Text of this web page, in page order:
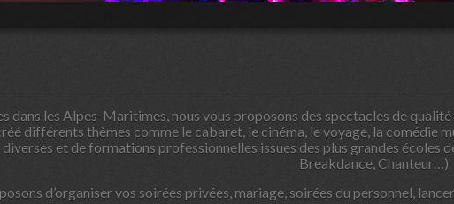
dans les Alpes-Maritimes, nous vous proposons des spectacles de
différents thèmes comme le cabaret, le cinéma, le voyage, la comédie
et de formations professionnelles issues des plus grandes écoles
Breakdance, Chanteur…)
d’organiser vos soirées privées, mariage, soirées du personnel,